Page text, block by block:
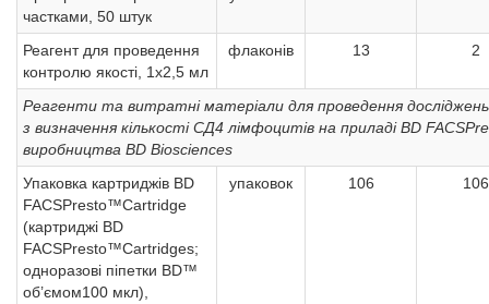
частками, 50 штук
Реагент для проведення
контролю якості, 1х2,5 мл
флаконів 13 2
Реагенти та витратні матеріали для проведення досліджень
з визначення кількості СД4 лімфоцитів на приладі BD
виробництва BD Biosciences
Упаковка картриджів BD
FACSPresto™Cartridge
(картриджі BD
FACSPresto™Cartridges;
одноразові піпетки BD™
об’ємом100 мкл),
упаковок 106 106